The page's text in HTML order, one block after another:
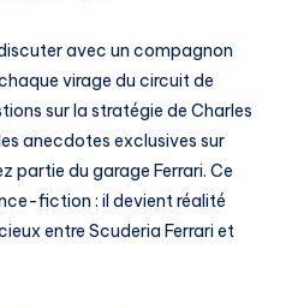
avec un compagnon
virage du circuit de
sur la stratégie de Charles
anecdotes exclusives sur
partie du garage Ferrari. Ce
fiction : il devient réalité
entre Scuderia Ferrari et